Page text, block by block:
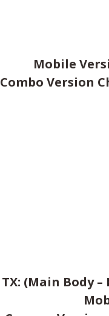
Mobile
Combo Version
TX: (Main Body –